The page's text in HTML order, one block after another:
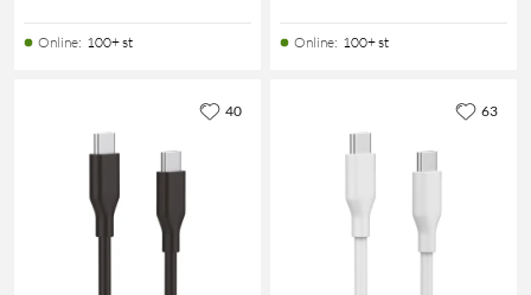
Online: 100+ st Online: 100+ st
40 63